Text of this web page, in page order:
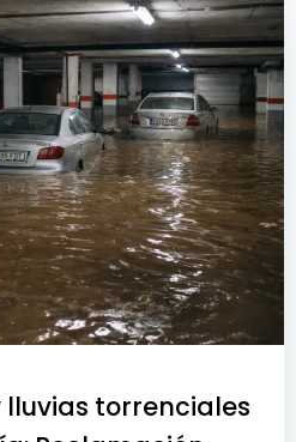
lluvias torrenciales